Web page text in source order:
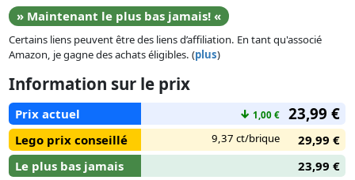
Carapuce et le buggy comprennent chacun un SMART Tag.
Grâce aux SMART Briques incluses dans les sets Tout-en-un
(vendus séparément) proposant des options de jeu
interactives et immersives, les aventures des Dresseurs P
okémon prennent vie, permettant aux véhicules Pokémon et
autres éléments de jeu de réagir par des effets sonores,
lumineux et autres quand les enfants déplacent les Pokémon.
Les accessoires incluent une télécommande de Dresseur non
fonctionnelle, une Poké Ball et un savoureux hamburger
» Maintenant le plus bas jamais! «
Certains liens peuvent être des liens d’affiliation. En tant qu'associé
Amazon, je gagne des achats éligibles. (plus)
Information sur le prix
Prix actuel ↓ 1,00 € 23,99 €
Lego prix conseillé 9,37 ct/brique
29,99 €
Le plus bas jamais
23,99 €